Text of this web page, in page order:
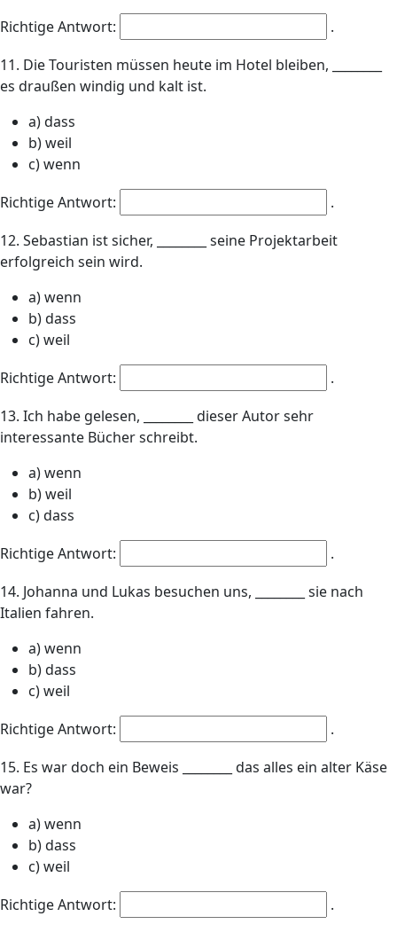
Richtige Antwort:
.
11. Die Touristen müssen heute im Hotel bleiben, ________
es draußen windig und kalt ist.
a) dass
b) weil
c) wenn
Richtige Antwort:
.
12. Sebastian ist sicher, ________ seine Projektarbeit
erfolgreich sein wird.
a) wenn
b) dass
c) weil
Richtige Antwort:
.
13. Ich habe gelesen, ________ dieser Autor sehr
interessante Bücher schreibt.
a) wenn
b) weil
c) dass
Richtige Antwort:
.
14. Johanna und Lukas besuchen uns, ________ sie nach
Italien fahren.
a) wenn
b) dass
c) weil
Richtige Antwort:
.
15. Es war doch ein Beweis ________ das alles ein alter Käse
war?
a) wenn
b) dass
c) weil
Richtige Antwort:
.